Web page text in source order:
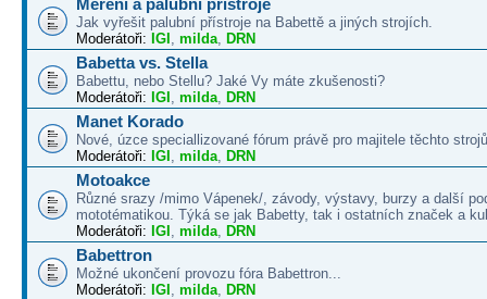
Měření a palubní přístroje
Jak vyřešit palubní přístroje na Babettě a jiných strojích.
Moderátoři: IGI , milda, DRN
Babetta vs. Stella
Babettu, nebo Stellu? Jaké Vy máte zkušenosti?
Moderátoři: IGI , milda, DRN
Manet Korado
Nové, úzce speciallizované fórum právě pro majitele těchto
Moderátoři: IGI , milda, DRN
Motoakce
Různé srazy /mimo Vápenek/, závody, výstavy, burzy a další
mototématikou. Týká se jak Babetty, tak i ostatních značek a
Moderátoři: IGI , milda, DRN
Babettron
Možné ukončení provozu fóra Babettron...
Moderátoři: IGI , milda, DRN